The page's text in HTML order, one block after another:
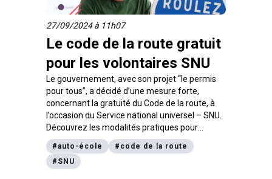
27/09/2024 à 11h07
Le code de la route gratuit
pour les volontaires SNU
Le gouvernement, avec son projet “le permis
pour tous”, a décidé d’une mesure forte,
concernant la gratuité du Code de la route, à
l’occasion du Service national universel – SNU.
Découvrez les modalités pratiques pour
profiter du SNU Code de la route.
#auto-école # code de la route
# SNU